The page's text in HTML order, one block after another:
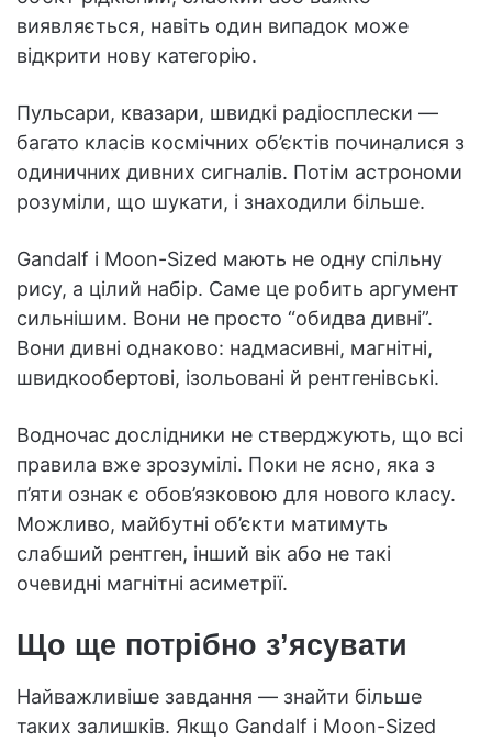
виявляється, навіть один випадок може
відкрити нову категорію.
Пульсари, квазари, швидкі радіосплески —
багато класів космічних об’єктів починалися з
одиничних дивних сигналів. Потім астрономи
розуміли, що шукати, і знаходили більше.
Gandalf і Moon-Sized мають не одну спільну
рису, а цілий набір. Саме це робить аргумент
сильнішим. Вони не просто “обидва дивні”.
Вони дивні однаково: надмасивні, магнітні,
швидкообертові, ізольовані й рентгенівські.
Водночас дослідники не стверджують, що всі
правила вже зрозумілі. Поки не ясно, яка з
п’яти ознак є обов’язковою для нового класу.
Можливо, майбутні об’єкти матимуть
слабший рентген, інший вік або не такі
очевидні магнітні асиметрії.
Що ще потрібно з’ясувати
Найважливіше завдання — знайти більше
таких залишків. Якщо Gandalf і Moon-Sized